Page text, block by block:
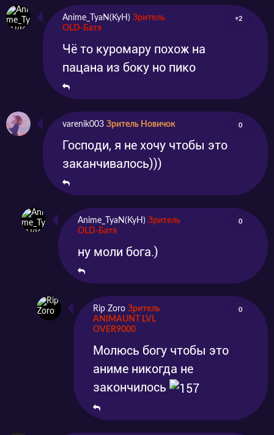
Anime_TyaN(KyH) Зритель
OLD-Батя
+2
Чё то куромару похож на
пацана из боку но пико
varenik003 Зритель Новичок 0
Господи, я не хочу чтобы это
заканчивалось)))
Anime_TyaN(KyH) Зритель
OLD-Батя
0
ну моли бога.)
Rip Zoro Зритель
ANIMAUNT LVL
OVER9000
0
Молюсь богу чтобы это
аниме никогда не
закончилось